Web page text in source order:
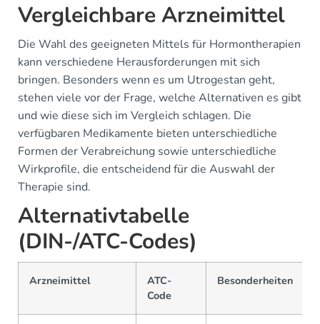
Vergleichbare Arzneimittel
Die Wahl des geeigneten Mittels für Hormontherapien
kann verschiedene Herausforderungen mit sich
bringen. Besonders wenn es um Utrogestan geht,
stehen viele vor der Frage, welche Alternativen es gibt
und wie diese sich im Vergleich schlagen. Die
verfügbaren Medikamente bieten unterschiedliche
Formen der Verabreichung sowie unterschiedliche
Wirkprofile, die entscheidend für die Auswahl der
Therapie sind.
Alternativtabelle
(DIN-/ATC-Codes)
Arzneimittel
ATC-
Code
Besonderheiten